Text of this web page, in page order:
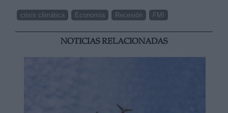
crisis climática Economía Recesión FMI
NOTICIAS RELACIONADAS